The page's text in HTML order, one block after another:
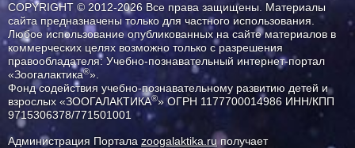
COPYRIGHT © 2012-2026 Все права защищены. Материалы
сайта предназначены только для частного использования.
Любое использование опубликованных на сайте материалов в
коммерческих целях возможно только с разрешения
правообладателя: Учебно-познавательный интернет-портал
«Зоогалактика®».
Фонд содействия учебно-познавательному развитию детей и
взрослых «ЗООГАЛАКТИКА®» ОГРН 1177700014986 ИНН/КПП
9715306378/771501001
Администрация Портала zoogalaktika.ruполучает